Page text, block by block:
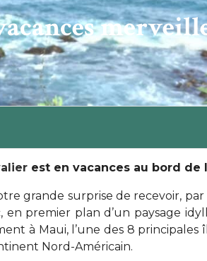
est en vacances au bord de
grande surprise de recevoir,
premier plan d’un paysage
à Maui, l’une des 8
Nord-Américain.